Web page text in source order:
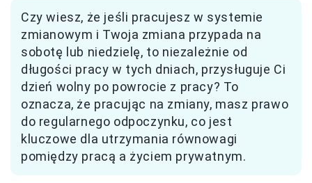
Czy wiesz, że jeśli pracujesz w systemie
zmianowym i Twoja zmiana przypada na
sobotę lub niedzielę, to niezależnie od
długości pracy w tych dniach, przysługuje Ci
dzień wolny po powrocie z pracy? To
oznacza, że pracując na zmiany, masz prawo
do regularnego odpoczynku, co jest
kluczowe dla utrzymania równowagi
pomiędzy pracą a życiem prywatnym.